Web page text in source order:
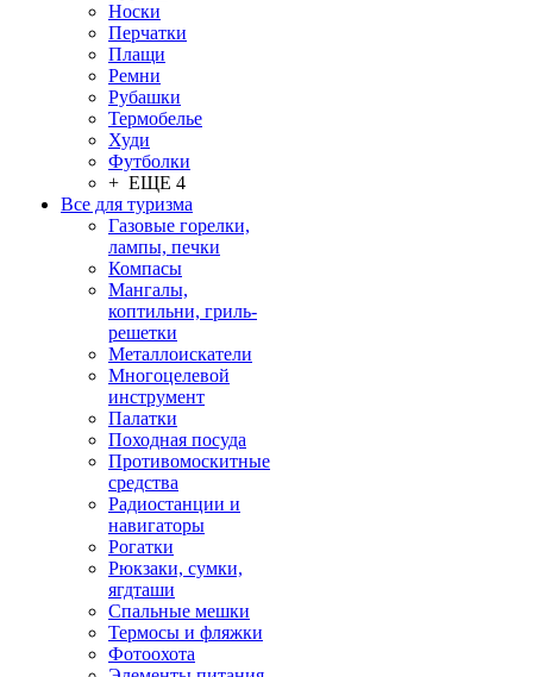
Носки
Перчатки
Плащи
Ремни
Рубашки
Термобелье
Худи
Футболки
+ ЕЩЕ 4
Все для туризма
Газовые горелки,
лампы, печки
Компасы
Мангалы,
коптильни, гриль-
решетки
Металлоискатели
Многоцелевой
инструмент
Палатки
Походная посуда
Противомоскитные
средства
Радиостанции и
навигаторы
Рогатки
Рюкзаки, сумки,
ягдташи
Спальные мешки
Термосы и фляжки
Фотоохота